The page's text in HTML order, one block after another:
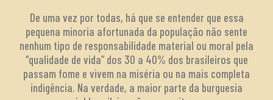
De uma vez por todas, há que se entender que essa
pequena minoria afortunada da população não sente
nenhum tipo de responsabilidade material ou moral pela
“qualidade de vida” dos 30 a 40% dos brasileiros que
passam fome e vivem na miséria ou na mais completa
indigência. Na verdade, a maior parte da burguesia